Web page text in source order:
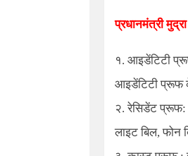
प्रधानमंत्री
१. आइडेंटिटी
आइडेंटिटी प्रूफ के
२. रेसिडेंट प्रूफ:
लाइट बिल, फोन